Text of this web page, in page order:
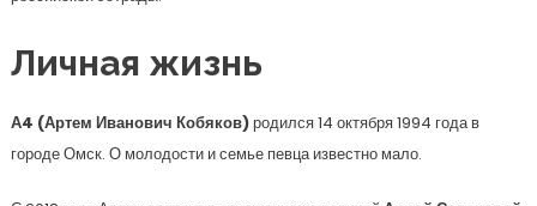
Личная жизнь
А4 (Артем Иванович Кобяков)родился 14 октября 1994 года в
городе Омск. О молодости и семье певца известно мало.